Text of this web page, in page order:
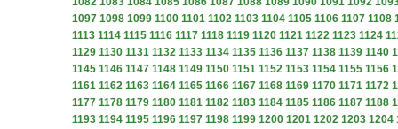
1097 1098 1099 1100 1101 1102 1103 1104 1105 1106 1107 1108
1113 1114 1115 1116 1117 1118 1119 1120 1121 1122 1123 1124
1129 1130 1131 1132 1133 1134 1135 1136 1137 1138 1139 1140
1145 1146 1147 1148 1149 1150 1151 1152 1153 1154 1155 1156
1161 1162 1163 1164 1165 1166 1167 1168 1169 1170 1171 1172
1177 1178 1179 1180 1181 1182 1183 1184 1185 1186 1187 1188
1193 1194 1195 1196 1197 1198 1199 1200 1201 1202 1203 1204